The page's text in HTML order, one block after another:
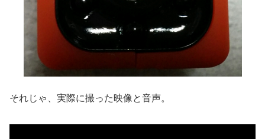
それじゃ、実際に撮った映像と音声。